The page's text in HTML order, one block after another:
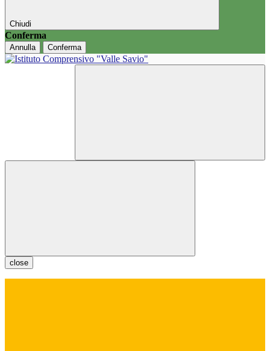
Chiudi
Conferma
Annulla Conferma
close